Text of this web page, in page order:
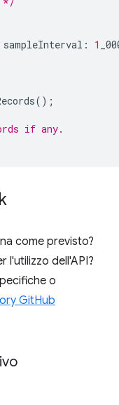
sampleInterval : 1
();
if any.
come previsto?
l'utilizzo dell'API?
o
GitHub